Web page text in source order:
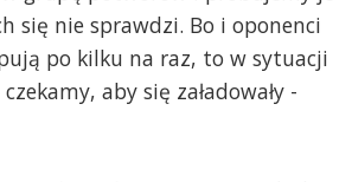
się nie sprawdzi. Bo i oponenci
po kilku na raz, to w sytuacji
aby się załadowały -